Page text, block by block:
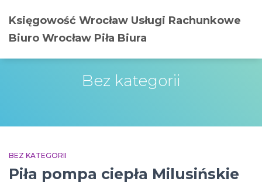
Księgowość Wrocław Usługi Rachunkowe
Biuro Wrocław Piła Biura
Bez kategorii
BEZ KATEGORII
Piła pompa ciepła Milusińskie